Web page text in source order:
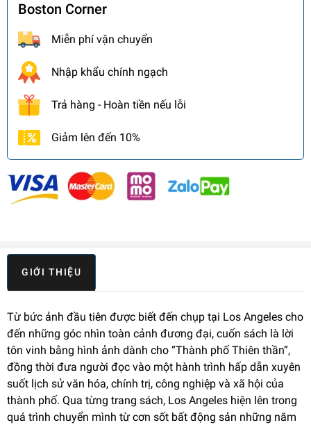
Boston Corner
Miễn phí vận chuyển
Nhập khẩu chính ngạch
Trả hàng - Hoàn tiền nếu lỗi
Giảm lên đến 10%
GIỚI THIỆU
Từ bức ảnh đầu tiên được biết đến chụp tại Los Angeles cho
đến những góc nhìn toàn cảnh đương đại, cuốn sách là lời
tôn vinh bằng hình ảnh dành cho “Thành phố Thiên thần”,
đồng thời đưa người đọc vào một hành trình hấp dẫn xuyên
suốt lịch sử văn hóa, chính trị, công nghiệp và xã hội của
thành phố. Qua từng trang sách, Los Angeles hiện lên trong
quá trình chuyển mình từ cơn sốt bất động sản những năm